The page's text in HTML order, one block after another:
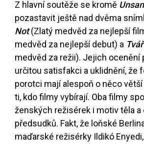
Z hlavní soutěže se kromě
pozastavit ještě nad dvěma
Not(Zlatý medvěd za nejlepší
medvěd za nejlepší debut) a Tvář
medvěd za režii). Jejich ocenění
určitou satisfakci a uklidnění, že
porotci mají alespoň o něco
ti, kdo filmy vybírají. Oba filmy
ženských režisérek i motiv těla a
předsudků. Fakt, že loňské
maďarské režisérky Ildikó